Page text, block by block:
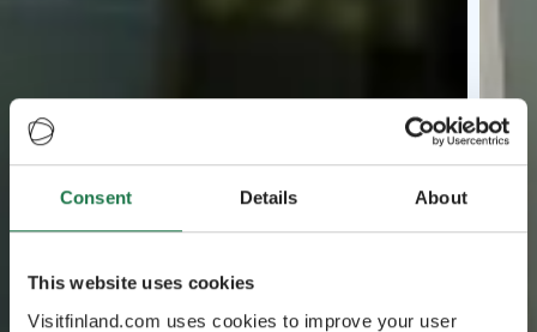
Consent Details About
This website uses cookies
Visitfinland.com uses cookies to improve your user